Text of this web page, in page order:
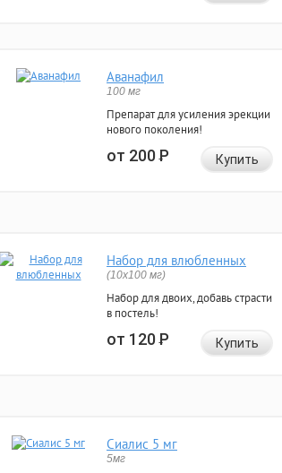
Аванафил
100 мг
Препарат для усиления эрекции
нового поколения!
от 200Р Купить
Набор для влюбленных
(10х100 мг)
Набор для двоих, добавь страсти
в постель!
от 120Р Купить
Сиалис 5 мг
5мг